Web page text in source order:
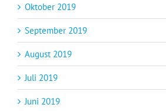
Oktober 2019
September 2019
August 2019
Juli 2019
Juni 2019